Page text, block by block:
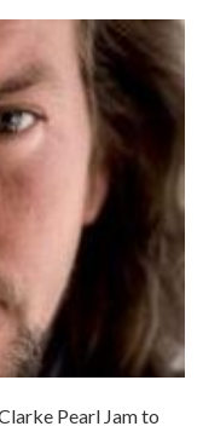
Pearl Jam to